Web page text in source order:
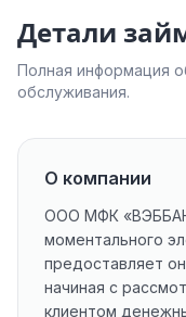
Детали
Полная информация
обслуживания.
О компании
ООО МФК
моментального
предоставляет
начиная с
клиентом